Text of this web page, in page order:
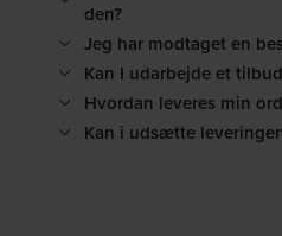
den?
Jeg har modtaget en
Kan I udarbejde et
Hvordan leveres min
Kan i udsætte